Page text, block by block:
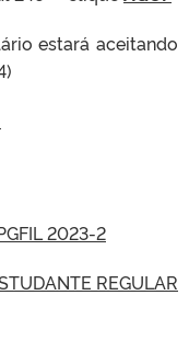
estará aceitando
2023-2
REGULAR